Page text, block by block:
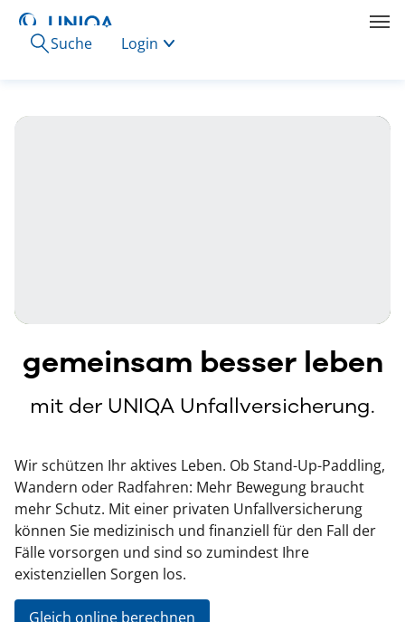
Suche Login
gemeinsam besser leben
mit der UNIQA Unfallversicherung.
Wir schützen Ihr aktives Leben. Ob Stand-Up-Paddling,
Wandern oder Radfahren: Mehr Bewegung braucht
mehr Schutz. Mit einer privaten Unfallversicherung
können Sie medizinisch und finanziell für den Fall der
Fälle vorsorgen und sind so zumindest Ihre
existenziellen Sorgen los.
Gleich online berechnen